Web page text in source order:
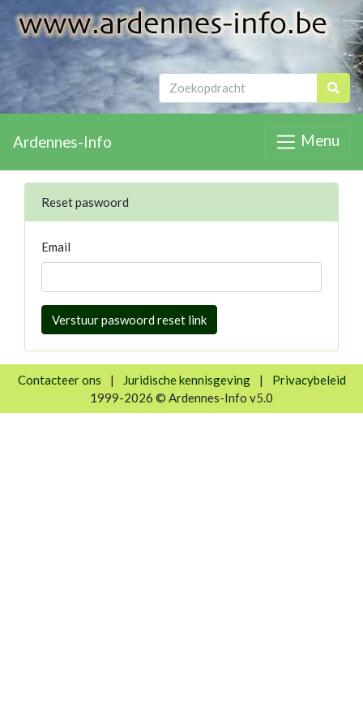
Ardennes-Info Menu
Reset paswoord
Email
Verstuur paswoord reset link
Contacteer ons | Juridische kennisgeving |
Privacybeleid
1999-2026 © Ardennes-Info v5.0